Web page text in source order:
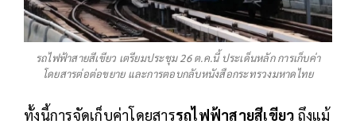
รถไฟฟ้าสายสีเขียว เตรียมประชุม 26 ต.ค.นี้ ประเด็นหลัก การเก็บค่า
โดยสารต่อต่อขยาย และการตอบกลับหนังสือกระทรวงมหาดไทย
ทั้งนี้การจัดเก็บค่าโดยสารรถไฟฟ้าสายสีเขียว ถึงแม้